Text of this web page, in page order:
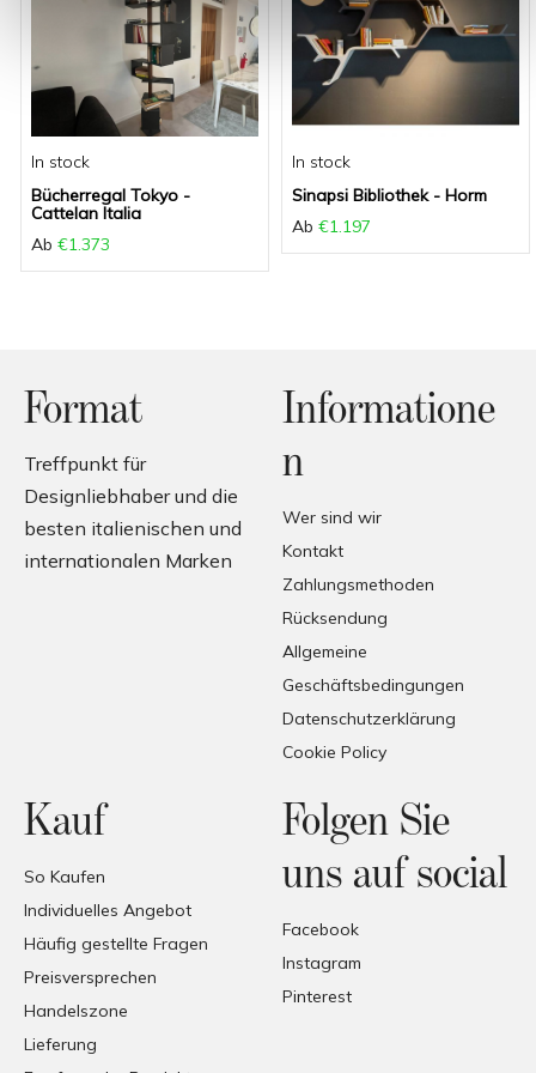
In stock
Bücherregal Tokyo -
Cattelan Italia
Ab €1.373
In stock
Sinapsi Bibliothek - Horm
Ab €1.197
Format
Treffpunkt für
Designliebhaber und die
besten italienischen und
internationalen Marken
Informatione
n
Wer sind wir
Kontakt
Zahlungsmethoden
Rücksendung
Allgemeine
Geschäftsbedingungen
Datenschutzerklärung
Cookie Policy
Kauf
So Kaufen
Individuelles Angebot
Häufig gestellte Fragen
Preisversprechen
Handelszone
Lieferung
Folgen Sie
uns auf social
Facebook
Instagram
Pinterest